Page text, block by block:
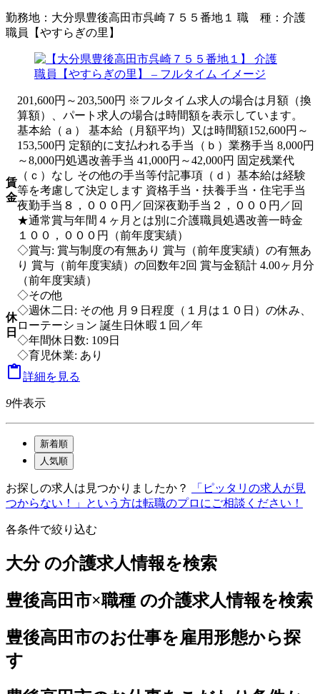
勤務地： 大分県豊後高田市呉崎７５５番地１ 職 種： 介護
職員【やすらぎの里】
賃
金
201,600円～203,500円 ※フルタイム求人の場合は月額（換
算額）、パート求人の場合は時間額を表示しています。
基本給（ａ） 基本給（月額平均）又は時間額152,600円～
153,500円 定額的に支払われる手当（ｂ）業務手当 8,000円
～8,000円処遇改善手当 41,000円～42,000円 固定残業代
（ｃ）なし その他の手当等付記事項（ｄ）基本給は経験
等を考慮して決定します 資格手当・扶養手当・住宅手当
夜勤手当８，０００円／回深夜勤手当２，０００円／回
★通常賞与年間４ヶ月とは別に介護職員処遇改善一時金
１００，０００円（前年度実績）
◇賞与: 賞与制度の有無あり 賞与（前年度実績）の有無あ
り 賞与（前年度実績）の回数年2回 賞与金額計 4.00ヶ月分
（前年度実績）
休
日
◇その他
◇週休二日: その他 月９日程度（１月は１０日）の休み、
ローテーション 誕生日休暇１回／年
◇年間休日数: 109日
◇育児休業: あり
詳細を見る
9件表示
新着順
人気順
お探しの求人は見つかりましたか？
「ピッタリの求人が見
つからない！」という方は転職のプロにご相談ください！
各条件で絞り込む
大分 の介護求人情報を検索
豊後高田市×職種 の介護求人情報を検索
豊後高田市のお仕事を雇用形態から探
す